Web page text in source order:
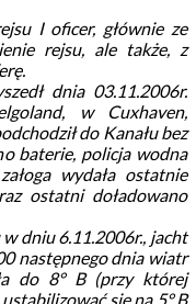
I oficer, głównie ze
rejsu, ale także, z
dnia 03.11.2006r.
w Cuxhaven,
do Kanału bez
baterie, policja wodna
wydała ostatnie
ostatni doładowano
w dniu 6.11.2006r., jacht
następnego dnia wiatr
do 8° B (przy której
się na 5° B